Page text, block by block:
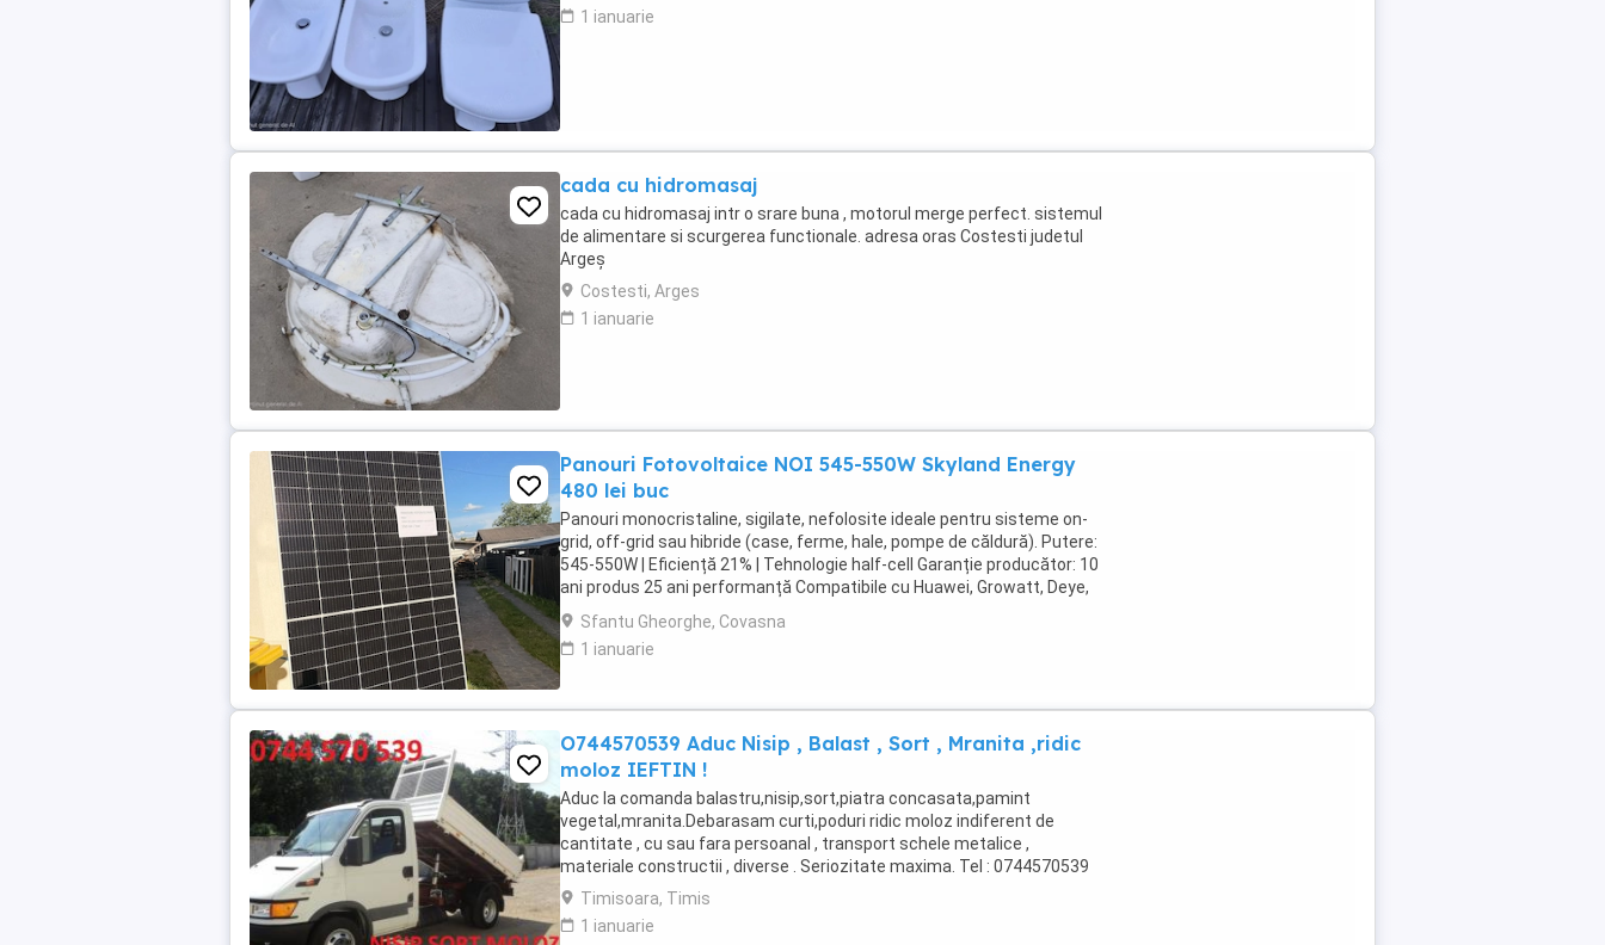
1 ianuarie
cada cu hidromasaj
cada cu hidromasaj intr o srare buna , motorul merge perfect. sistemul
de alimentare si scurgerea functionale. adresa oras Costesti judetul
Argeș
Costesti, Arges
1 ianuarie
Panouri Fotovoltaice NOI 545-550W Skyland Energy
480 lei buc
Panouri monocristaline, sigilate, nefolosite ideale pentru sisteme on-
grid, off-grid sau hibride (case, ferme, hale, pompe de căldură). Putere:
545-550W | Eficiență 21% | Tehnologie half-cell Garanție producător: 10
ani produs 25 ani performanță Compatibile cu Huawei, Growatt, Deye,
GoodWe, ...
Sfantu Gheorghe, Covasna
1 ianuarie
O744570539 Aduc Nisip , Balast , Sort , Mranita ,ridic
moloz IEFTIN !
Aduc la comanda balastru,nisip,sort,piatra concasata,pamint
vegetal,mranita.Debarasam curti,poduri ridic moloz indiferent de
cantitate , cu sau fara persoanal , transport schele metalice ,
materiale constructii , diverse . Seriozitate maxima. Tel : 0744570539
Timisoara, Timis
1 ianuarie